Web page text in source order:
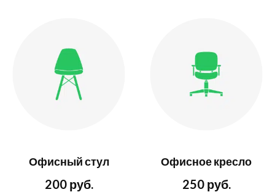
Офисный стул
200 руб.
Офисное кресло
250 руб.